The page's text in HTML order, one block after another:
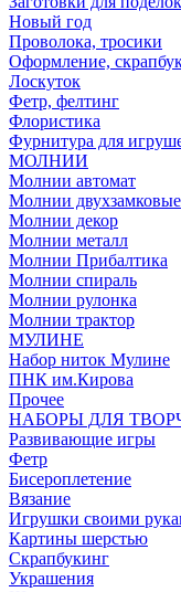
Новый год
Проволока, тросики
Оформление,
Лоскуток
Фетр, фелтинг
Флористика
Фурнитура для
МОЛНИИ
Молнии автомат
Молнии двухзамковые
Молнии декор
Молнии металл
Молнии Прибалтика
Молнии спираль
Молнии рулонка
Молнии трактор
МУЛИНЕ
Набор ниток Мулине
ПНК им.Кирова
Прочее
НАБОРЫ ДЛЯ
Развивающие игры
Фетр
Бисероплетение
Вязание
Игрушки своими
Картины шерстью
Скрапбукинг
Украшения